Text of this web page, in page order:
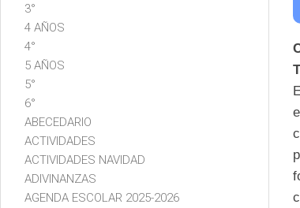
3°
4 AÑOS
4°
5 AÑOS
5°
6°
ABECEDARIO
ACTIVIDADES
ACTIVIDADES NAVIDAD
ADIVINANZAS
AGENDA ESCOLAR 2025-2026